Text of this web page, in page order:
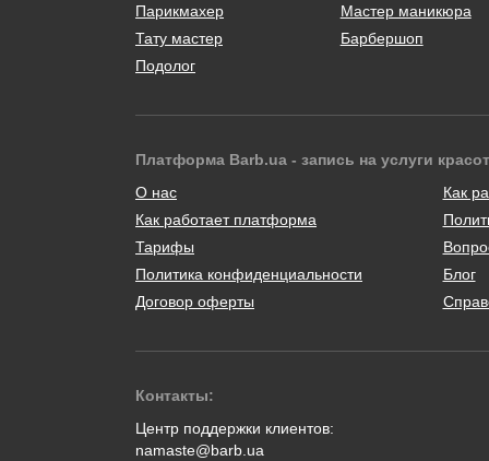
Парикмахер
Мастер маникюра
Тату мастер
Барбершоп
Подолог
Платформа Barb.ua - запись на услуги
О нас
Как работает платформа
Тарифы
Политика конфиденциальности
Договор оферты
Как
Блог
Контакты:
Центр поддержки клиентов:
namaste@barb.ua